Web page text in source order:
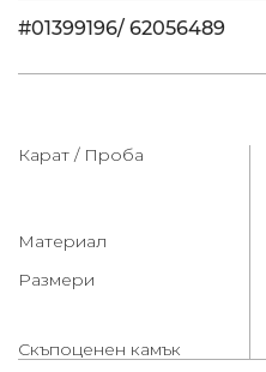
#01399196/ 62056489
Карат / Проба
Материал
Размери
Скъпоценен камък